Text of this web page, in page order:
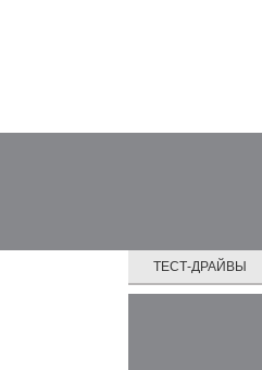
ТЕСТ-ДРАЙВЫ